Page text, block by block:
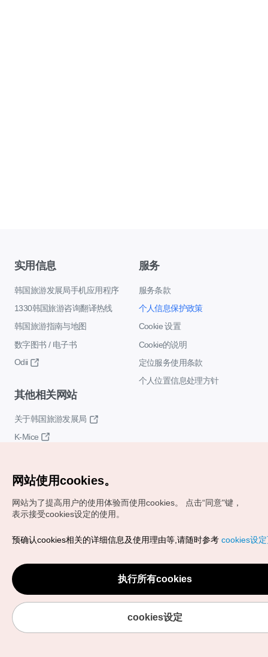
实用信息
韩国旅游发展局手机应用程序
1330韩国旅游咨询翻译热线
韩国旅游指南与地图
数字图书 / 电子书
Odii
服务
服务条款
个人信息保护政策
Cookie 设置
Cookie的说明
定位服务使用条款
个人位置信息处理方针
其他相关网站
关于韩国旅游发展局
K-Mice
Copyrights (c) 韩国旅游发展局版权所有
VISITKOREA官方邮箱
chnsim@knto.or.kr
网站使用cookies。
网站为了提高用户的使用体验而使用cookies。
点击“同意"键，
表示接受cookies设定的使用。
预确认cookies相关的详细信息及使用理由等,请随时参考 cookies设
执行所有cookies
cookies设定